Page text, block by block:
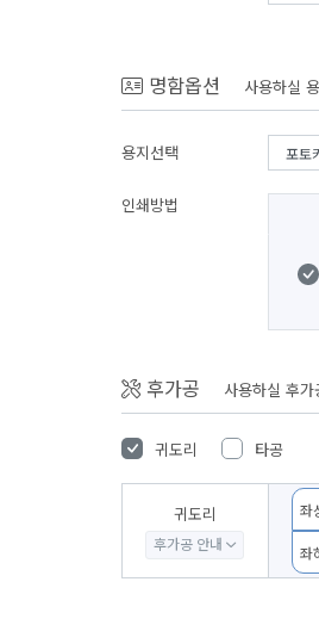
명함옵션 사용하실
용지선택
인쇄방법
후가공 사용하실 후
귀도리 타공
귀도리
후가공 안내
좌
좌